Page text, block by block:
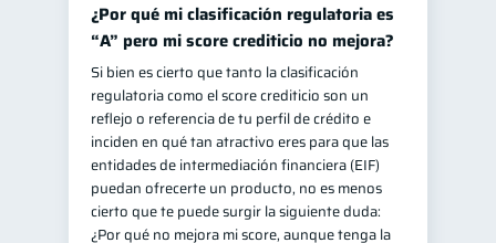
¿Por qué mi clasificación regulatoria es
“A” pero mi score crediticio no mejora?
Si bien es cierto que tanto la clasificación
regulatoria como el score crediticio son un
reflejo o referencia de tu perfil de crédito e
inciden en qué tan atractivo eres para que las
entidades de intermediación financiera (EIF)
puedan ofrecerte un producto, no es menos
cierto que te puede surgir la siguiente duda:
¿Por qué no mejora mi score, aunque tenga la